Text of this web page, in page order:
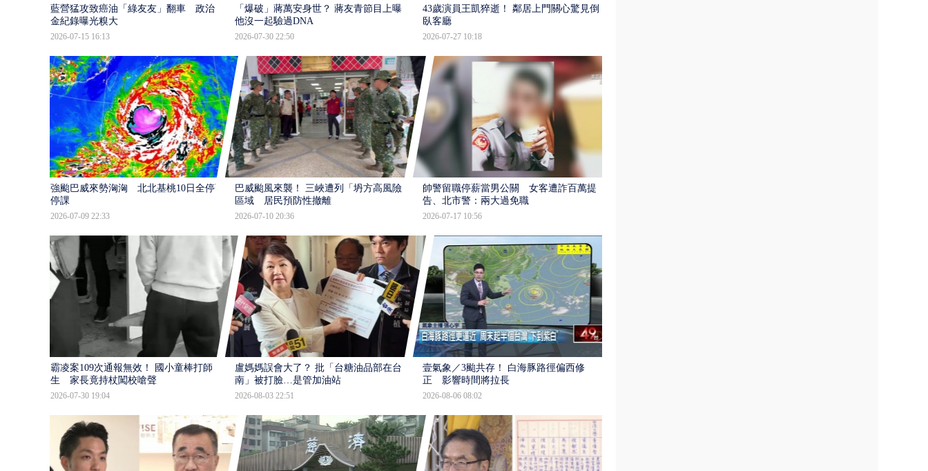
藍營猛攻致癌油「綠友友」翻車 政治獻
金紀錄曝光糗大
2026-07-15 16:13
「爆破」蔣萬安身世？ 蔣友青節目上曝：
他沒一起驗過DNA
2026-07-30 22:50
43歲演員王凱猝逝！ 鄰居上門關心驚見倒
臥客廳
2026-07-27 10:18
強颱巴威來勢洶洶 北北基桃10日全停班
停課
2026-07-09 22:33
巴威颱風來襲！ 三峽遭列「坍方高風險」
區域 居民預防性撤離
2026-07-10 20:36
帥警留職停薪當男公關 女客遭詐百萬提
告、北市警：兩大過免職
2026-07-17 10:56
霸凌案109次通報無效！ 國小童棒打師
生 家長竟持杖闖校嗆聲
2026-07-30 19:04
盧媽媽誤會大了？ 批「台糖油品部在台
南」被打臉…是管加油站
2026-08-03 22:51
壹氣象／3颱共存！ 白海豚路徑偏西修
正 影響時間將拉長
2026-08-06 08:02